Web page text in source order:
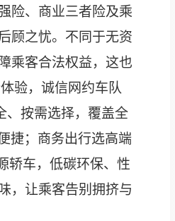
险、商业三者险及乘
顾之忧。不同于无资
乘客合法权益，这也
验，诚信网约车队
、按需选择，覆盖全
捷；商务出行选高端
轿车，低碳环保、性
，让乘客告别拥挤与